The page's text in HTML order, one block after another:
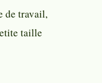
de travail,
taille